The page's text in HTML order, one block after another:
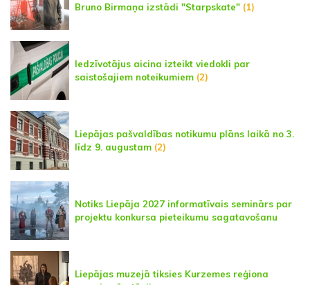
Bruno Birmaņa izstādi "Starpskate" (1)
Iedzīvotājus aicina izteikt viedokli par
saistošajiem noteikumiem (2)
Liepājas pašvaldības notikumu plāns laikā no 3.
līdz 9. augustam (2)
Notiks Liepāja 2027 informatīvais seminārs par
projektu konkursa pieteikumu sagatavošanu
Liepājas muzejā tiksies Kurzemes reģiona